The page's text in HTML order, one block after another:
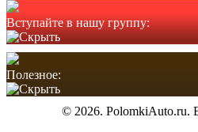
Вступайте в нашу группу:
Полезное:
© 2026. PolomkiAuto.ru.